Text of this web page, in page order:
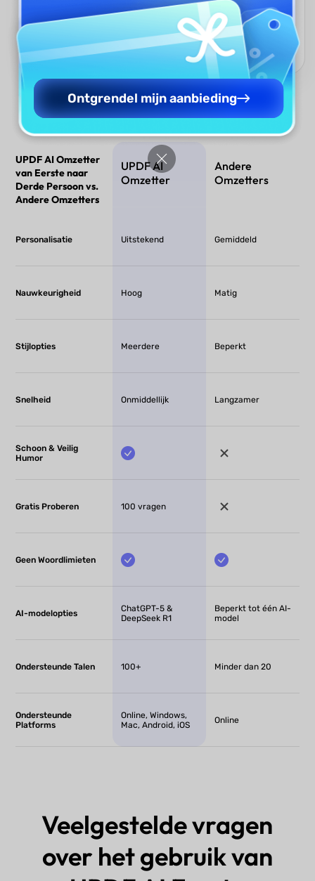
Sla handmatig herschrijven over—krijg gepolijste, klaar-voor-
gebruik tekst in de derde persoon binnen seconden, bespaar
tijd en garandeer consistentie in documenten, verhalen of
sociale-mediaposts.
UPDF AI Omzetter
van Eerste naar
Derde Persoon vs.
Andere Omzetters
UPDF AI
Omzetter
Andere
Omzetters
Personalisatie Uitstekend Gemiddeld
Nauwkeurigheid Hoog Matig
Stijlopties Meerdere Beperkt
Snelheid Onmiddellijk Langzamer
Schoon & Veilig
Humor
Gratis Proberen 100 vragen
Geen Woordlimieten
AI-modelopties
ChatGPT-5 &
DeepSeek R1
Beperkt tot één AI-
model
Ondersteunde Talen 100+ Minder dan 20
Ondersteunde
Platforms
Online, Windows,
Mac, Android, iOS
Online
Veelgestelde vragen
over het gebruik van
Ontgrendel mijn aanbieding